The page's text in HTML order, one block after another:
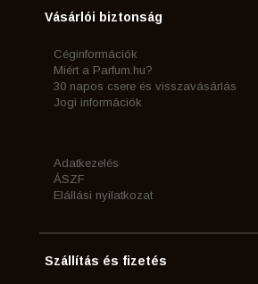
Vásárlói biztonság
Céginformációk
Miért a Parfum.hu?
30 napos csere és visszavásárlás
Jogi információk
Adatkezelés
ÁSZF
Elállási nyilatkozat
Szállítás és fizetés